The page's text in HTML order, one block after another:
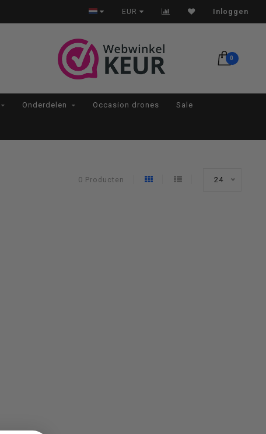
Op werkdagen voor 22:00 besteld, morgen in huis*
EUR Inloggen
0
Onderdelen Occasion drones Sale
0 Producten 24